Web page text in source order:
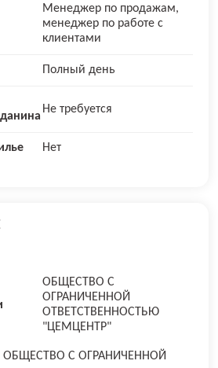
Менеджер по продажам,
менеджер по работе с
клиентами
Полный день
Не требуется
Нет
ОБЩЕСТВО С
ОГРАНИЧЕННОЙ
ОТВЕТСТВЕННОСТЬЮ
"ЦЕМЦЕНТР"
ОБЩЕСТВО С ОГРАНИЧЕННОЙ